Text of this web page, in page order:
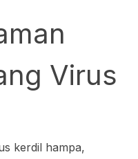
Virus
kerdil hampa,